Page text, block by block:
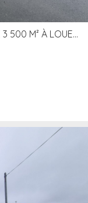
BEAU BÂTIMENT INDUSTRIEL RÉCENT DE 3 500 M² À LOUER OU VENDRE PROCHE PÉRIGUEUX (24)